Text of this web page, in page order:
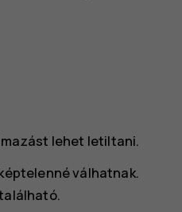
lehet letiltani.
válhatnak.